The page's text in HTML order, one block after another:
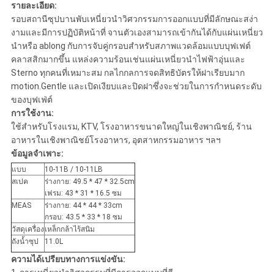
รายละเอียด:
รอบสถานีซุปบานพับเหนี่ยวนำวิศวกรรมการออกแบบที่มีลักษณะสง่า
งามและมีการปฏิบัติหน้าที่ จานตัวเองสามารถเข้ากันได้กับแผ่นเหนี่ยว
นำหรือ ablong กับการจับคู่กรอบสำหรับสภาพแวดล้อมแบบบุฟเฟต์
คลาสสิกมากขึ้น แหล่งความร้อนเช่นแผ่นเหนี่ยวนำไฟฟ้าอุ่นและ
Sterno ทุกคนที่เหมาะสม กลไกกลการจดสิทธิบัตรให้ฝาเรียบมาก
motion.Gentle และเปิดเงียบและปิดฝาซึ่งจะช่วยในการกำหนดระดับ
ของบุฟเฟ่ต์
การใช้งาน:
ใช้สำหรับโรงแรม, KTV, โรงอาหารขนาดใหญ่ในเชิงพาณิชย์, ร้าน
อาหารในเชิงพาณิชย์โรงอาหาร, อุตสาหกรรมอาหาร ฯลฯ
ข้อมูลจำเพาะ:
แบบ
10-11B / 10-11LB
สเปค
ร่างกาย: 49.5 * 47 * 32.5cm
เฟรม: 43 * 31 * 16.5 ซม
MEAS
ร่างกาย: 44 * 44 * 33cm
กรอบ: 43.5 * 33 * 18 ซม
วัสดุเครื่อง เหล็กกล้าไร้สนิม
ถังน้ำซุป
11.0L
ความได้เปรียบทางการแข่งขัน: